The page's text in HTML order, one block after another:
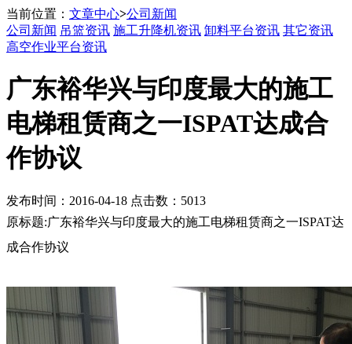
当前位置： 文章中心>公司新闻
公司新闻 吊篮资讯 施工升降机资讯 卸料平台资讯 其它资讯
高空作业平台资讯
广东裕华兴与印度最大的施工
电梯租赁商之一ISPAT达成合
作协议
发布时间：2016-04-18 点击数：5013
原标题:广东裕华兴与印度最大的施工电梯租赁商之一ISPAT达
成合作协议